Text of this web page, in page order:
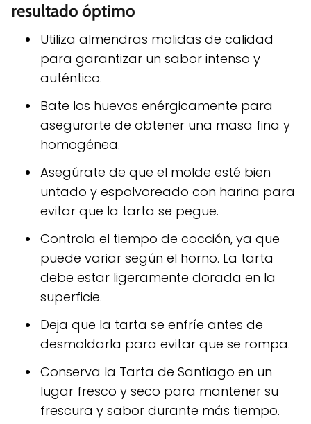
resultado óptimo
Utiliza almendras molidas de calidad
para garantizar un sabor intenso y
auténtico.
Bate los huevos enérgicamente para
asegurarte de obtener una masa fina y
homogénea.
Asegúrate de que el molde esté bien
untado y espolvoreado con harina para
evitar que la tarta se pegue.
Controla el tiempo de cocción, ya que
puede variar según el horno. La tarta
debe estar ligeramente dorada en la
superficie.
Deja que la tarta se enfríe antes de
desmoldarla para evitar que se rompa.
Conserva la Tarta de Santiago en un
lugar fresco y seco para mantener su
frescura y sabor durante más tiempo.